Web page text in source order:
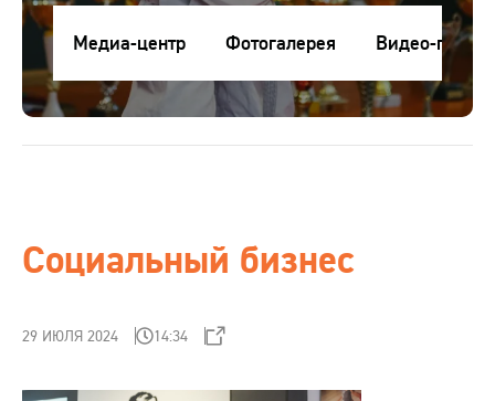
Контакты
Медиа-центр
Поставщикам
Медиа-центр Фотогалерея Видео-
Социальный бизнес
29 ИЮЛЯ 2024 14:34